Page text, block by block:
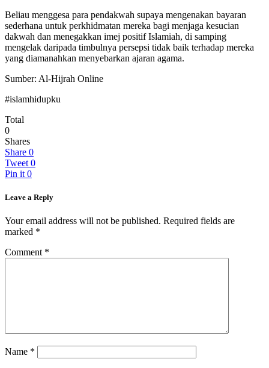
Beliau menggesa para pendakwah supaya mengenakan bayaran
sederhana untuk perkhidmatan mereka bagi menjaga kesucian
dakwah dan menegakkan imej positif Islamiah, di samping
mengelak daripada timbulnya persepsi tidak baik terhadap mereka
yang diamanahkan menyebarkan ajaran agama.
Sumber: Al-Hijrah Online
#islamhidupku
Total
0
Shares
Share 0
Tweet 0
Pin it 0
Leave a Reply
Your email address will not be published. Required fields are
marked *
Comment *
Name *